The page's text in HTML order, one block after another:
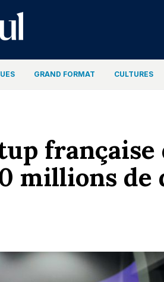
GRAND FORMAT CULTURES
millions de